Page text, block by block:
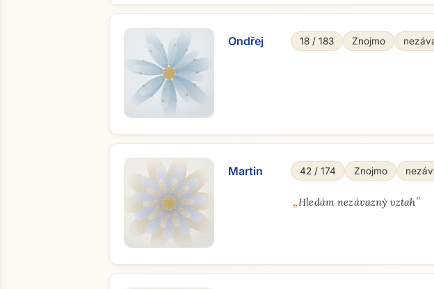
Ondřej 18 / 183 Znojmo
Martin 42 / 174 Znojmo
„Hledám nezávazný vztah"